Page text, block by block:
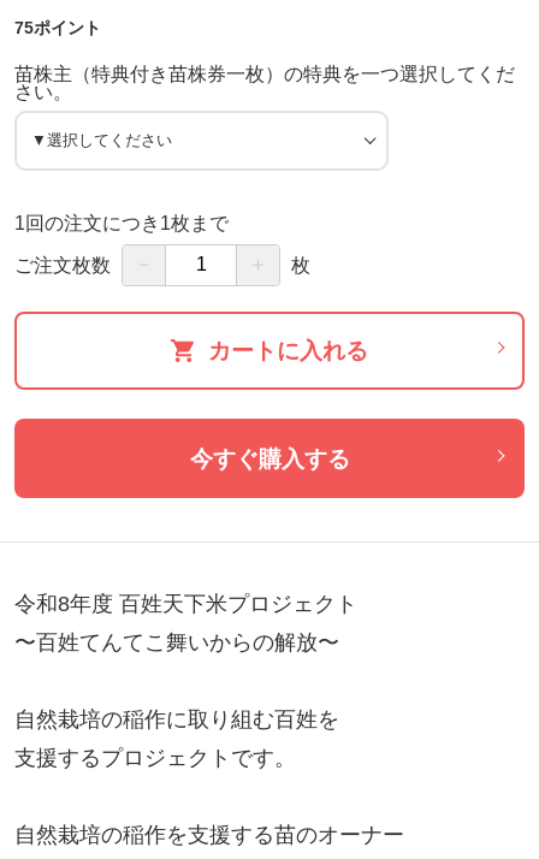
75ポイント
苗株主（特典付き苗株券一枚）の特典を一つ選択してくだ
さい。
1回の注文につき1枚まで
ご注文枚数 － ＋ 枚
カートに入れる
今すぐ購入する
令和8年度 百姓天下米プロジェクト
〜百姓てんてこ舞いからの解放〜
自然栽培の稲作に取り組む百姓を
支援するプロジェクトです。
自然栽培の稲作を支援する苗のオーナー